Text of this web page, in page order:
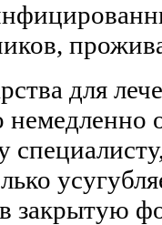
для
закрытую